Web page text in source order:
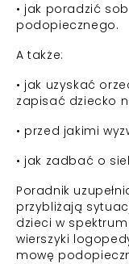
• jak poradzić
podopiecznego.
A także:
• jak uzyskać
zapisać dziecko
• przed jakimi
• jak zadbać o
Poradnik
przybliżają
dzieci w
wierszyki
mowę